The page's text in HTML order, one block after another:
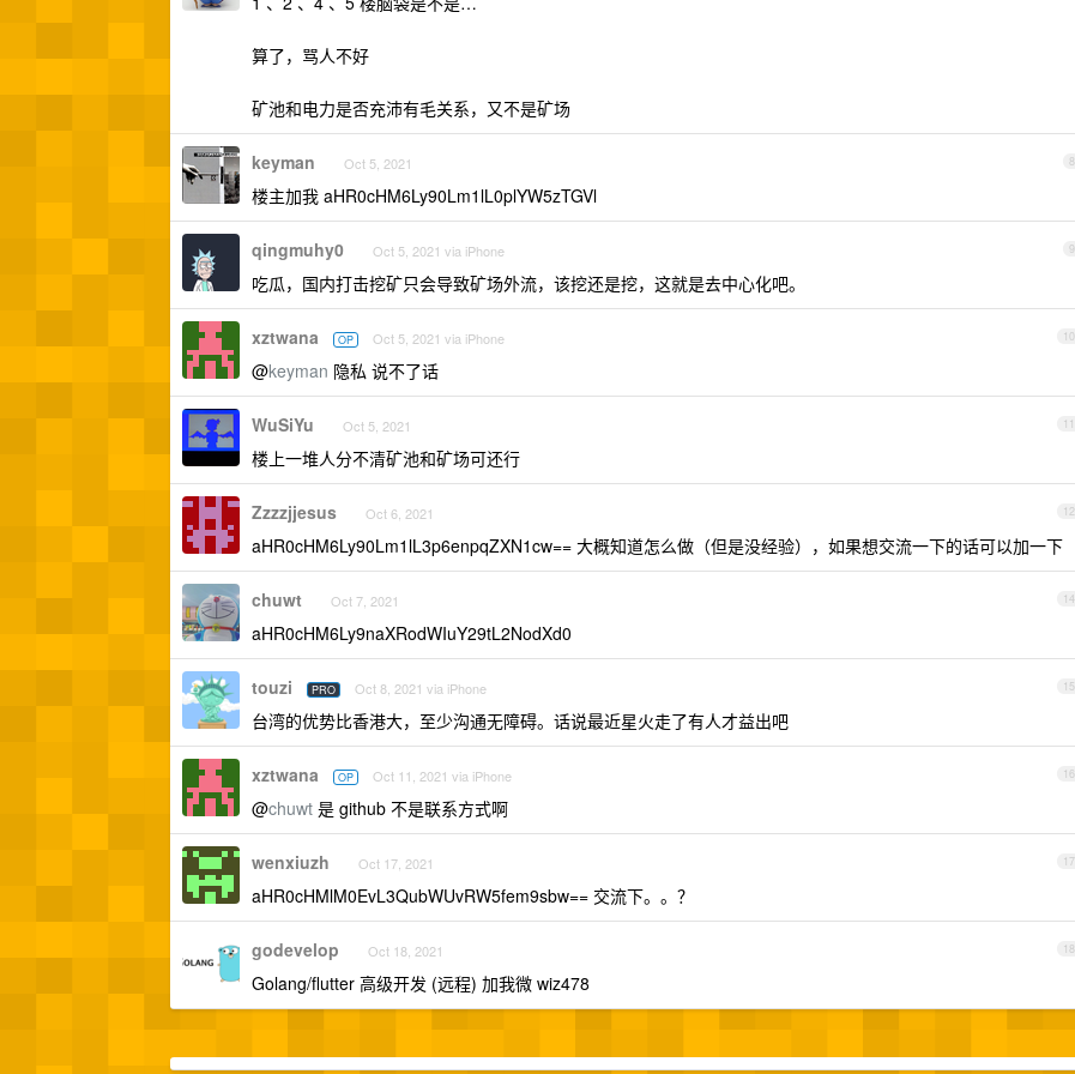
算了，骂人不好
矿池和电力是否充沛有毛关系，又不是矿场
8
keyman Oct 5, 2021
楼主加我 aHR0cHM6Ly90Lm1lL0plYW5zTGVl
9
qingmuhy0 Oct 5, 2021 via iPhone
吃瓜，国内打击挖矿只会导致矿场外流，该挖还是挖，这就是去中心化吧。
10
xztwana OP Oct 5, 2021 via iPhone
@keyman 隐私 说不了话
11
WuSiYu Oct 5, 2021
楼上一堆人分不清矿池和矿场可还行
12
Zzzzjjesus Oct 6, 2021
aHR0cHM6Ly90Lm1lL3p6enpqZXN1cw== 大概知道怎么做（但是没经验），如果想交流一下的话可以加一下
14
chuwt Oct 7, 2021
aHR0cHM6Ly9naXRodWIuY29tL2NodXd0
15
touzi PRO Oct 8, 2021 via iPhone
台湾的优势比香港大，至少沟通无障碍。话说最近星火走了有人才益出吧
16
xztwana OP Oct 11, 2021 via iPhone
@chuwt 是 github 不是联系方式啊
17
wenxiuzh Oct 17, 2021
aHR0cHMlM0EvL3QubWUvRW5fem9sbw== 交流下。。？
18
godevelop Oct 18, 2021
Golang/flutter 高级开发 (远程) 加我微 wiz478